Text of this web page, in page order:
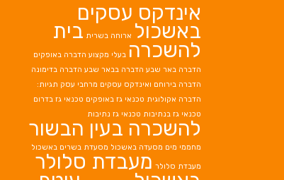
אינדקס עסקים
באשכול ארוחה בשרית בית
להשכרה בעלי מקצוע הדברה באופקים
הדברה באר שבע הדברה בבאר שבע הדברה בדימונה
הדברה בירוחם ואינדקס עסקים מרחבי עסק תגיות:
הדברה אקולוגית טכנאי גז באופקים טכנאי גז בדרום
טכנאי גז בנתיבות טכנאי גז נתיבות
להשכרה בעין הבשור
מחממי מים מסעדה באשכול מסעדת בשרים באשכול
מעבדת סלולר מעבדת סלולר